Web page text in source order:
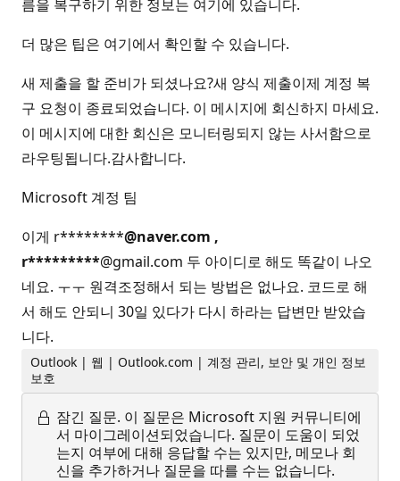
름을 복구하기 위한 정보는 여기에 있습니다.
더 많은 팁은 여기에서 확인할 수 있습니다.
새 제출을 할 준비가 되셨나요?새 양식 제출이제 계정 복
구 요청이 종료되었습니다. 이 메시지에 회신하지 마세요.
이 메시지에 대한 회신은 모니터링되지 않는 사서함으로
라우팅됩니다.감사합니다.
Microsoft 계정 팀
이게 r********@naver.com ,
r*********@gmail.com 두 아이디로 해도 똑같이 나오
네요. ㅜㅜ 원격조정해서 되는 방법은 없나요. 코드로 해
서 해도 안되니 30일 있다가 다시 하라는 답변만 받았습
니다.
Outlook | 웹 | Outlook.com | 계정 관리, 보안 및 개인 정보
보호
잠긴 질문. 이 질문은 Microsoft 지원 커뮤니티에
서 마이그레이션되었습니다. 질문이 도움이 되었
는지 여부에 대해 응답할 수는 있지만, 메모나 회
신을 추가하거나 질문을 따를 수는 없습니다.